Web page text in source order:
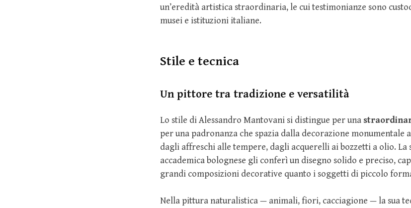
un’eredità artistica straordinaria, le cui testimonianze sono
musei e istituzioni italiane.
Stile e tecnica
Un pittore tra tradizione e versatilità
Lo stile di Alessandro Mantovani si distingue per una
per una padronanza che spazia dalla decorazione monumentale
dagli affreschi alle tempere, dagli acquerelli ai bozzetti a olio. La
accademica bolognese gli conferì un disegno solido e preciso,
grandi composizioni decorative quanto i soggetti di piccolo
Nella pittura naturalistica — animali, fiori, cacciagione — la sua